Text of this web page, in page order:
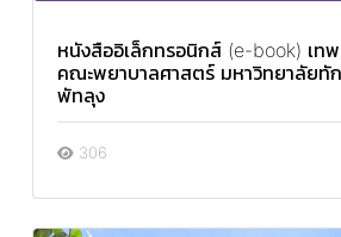
หนังสืออิเล็กทรอนิกส์ (e-book) เท
คณะพยาบาลศาสตร์ มหาวิทยาลัยทั
พัทลุง
306